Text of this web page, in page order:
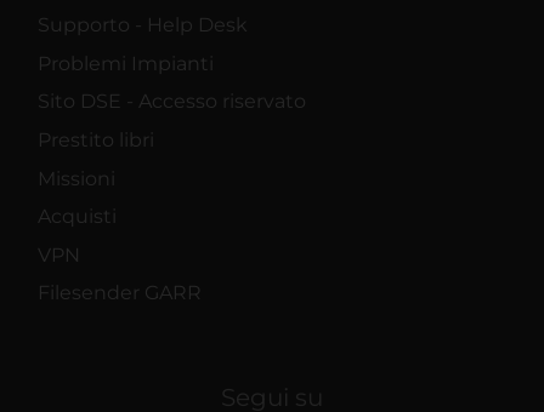
Supporto - Help Desk
Problemi Impianti
Sito DSE - Accesso riservato
Prestito libri
Missioni
Acquisti
VPN
Filesender GARR
Segui su